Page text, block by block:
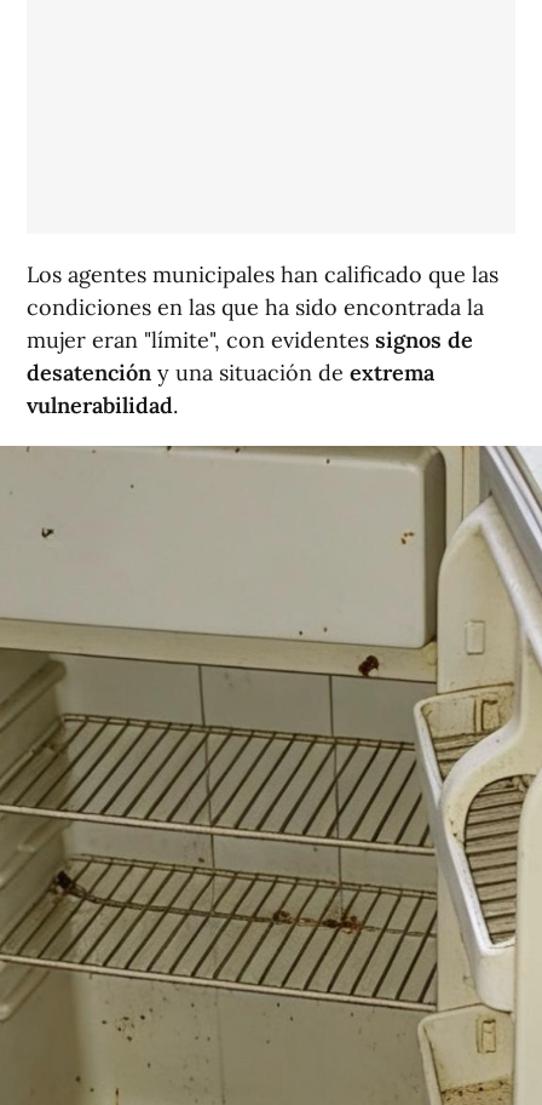
Los agentes municipales han calificado que las
condiciones en las que ha sido encontrada la
mujer eran "límite", con evidentes signos de
desatención y una situación de extrema
vulnerabilidad.